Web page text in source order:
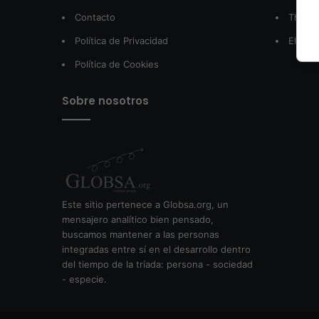
Contacto
Política de Privacidad
Política de Cookies
Sobre nosotros
Este sitio pertenece a Globsa.org, un
mensajero analítico bien pensado,
buscamos mantener a las personas
integradas entre sí en el desarrollo dentro
del tiempo de la tríada: persona - sociedad
- especie.
The
El